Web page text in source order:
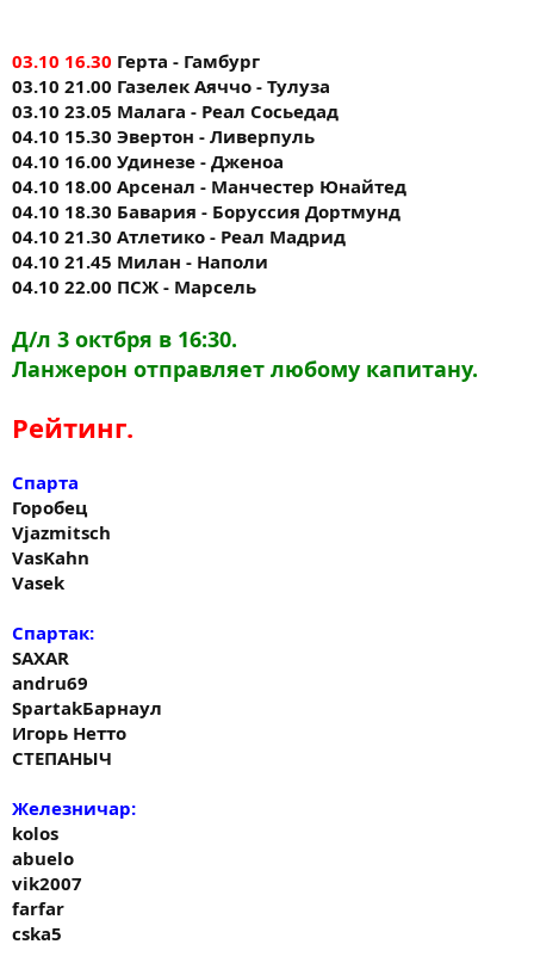
03.10 16.30 Герта - Гамбург
03.10 21.00 Газелек Аяччо - Тулуза
03.10 23.05 Малага - Реал Сосьедад
04.10 15.30 Эвертон - Ливерпуль
04.10 16.00 Удинезе - Дженоа
04.10 18.00 Арсенал - Манчестер Юнайтед
04.10 18.30 Бавария - Боруссия Дортмунд
04.10 21.30 Атлетико - Реал Мадрид
04.10 21.45 Милан - Наполи
04.10 22.00 ПСЖ - Марсель
Д/л 3 октбря в 16:30.
Ланжерон отправляет любому капитану.
Рейтинг.
Спарта
Горобец
Vjazmitsch
VasKahn
Vasek
Спартак:
SAXAR
andru69
SpartakБарнаул
Игорь Нетто
СТЕПАНЫЧ
Железничар:
kolos
abuelo
vik2007
farfar
cska5